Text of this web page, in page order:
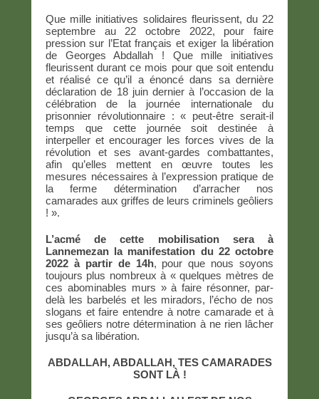
Que mille initiatives solidaires fleurissent, du 22
septembre au 22 octobre 2022, pour faire
pression sur l’Etat français et exiger la libération
de Georges Abdallah ! Que mille initiatives
fleurissent durant ce mois pour que soit entendu
et réalisé ce qu’il a énoncé dans sa dernière
déclaration de 18 juin dernier à l’occasion de la
célébration de la journée internationale du
prisonnier révolutionnaire : « peut-être serait-il
temps que cette journée soit destinée à
interpeller et encourager les forces vives de la
révolution et ses avant-gardes combattantes,
afin qu’elles mettent en œuvre toutes les
mesures nécessaires à l’expression pratique de
la ferme détermination d’arracher nos
camarades aux griffes de leurs criminels geôliers
! ».
L’acmé de cette mobilisation sera à
Lannemezan la manifestation du 22 octobre
2022 à partir de 14h, pour que nous soyons
toujours plus nombreux à « quelques mètres de
ces abominables murs » à faire résonner, par-
delà les barbelés et les miradors, l’écho de nos
slogans et faire entendre à notre camarade et à
ses geôliers notre détermination à ne rien lâcher
jusqu’à sa libération.
ABDALLAH, ABDALLAH, TES CAMARADES
SONT LÀ !